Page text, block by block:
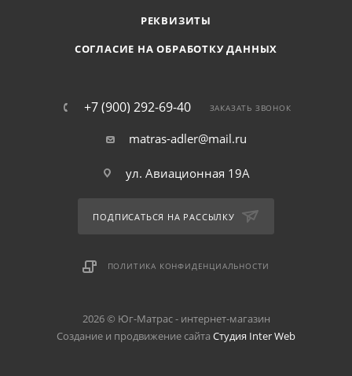
РЕКВИЗИТЫ
СОГЛАСИЕ НА ОБРАБОТКУ ДАННЫХ
+7 (900) 292-69-40 ЗАКАЗАТЬ ЗВОНОК
matras-adler@mail.ru
ул. Авиационная 19А
ПОДПИСАТЬСЯ НА РАССЫЛКУ
ПОЛИТИКА КОНФИДЕНЦИАЛЬНОСТИ
2026 © Юг-Матрас - интернет-магазин
Создание и продвижение сайта Студия Inter Web